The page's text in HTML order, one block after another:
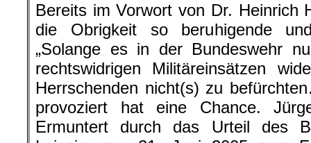
Bereits im Vorwort von Dr. Heinrich
die Obrigkeit so beruhigende
„Solange es in der Bundeswehr
rechtswidrigen Militäreinsätzen
Herrschenden nicht(s) zu
provoziert hat eine Chance.
Ermuntert durch das Urteil des